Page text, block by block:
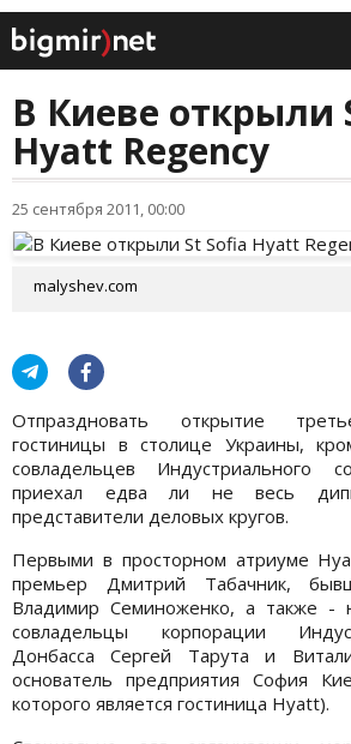
В Киеве открыли
Hyatt Regency
25 сентября 2011, 00:00
malyshev.com
Отпраздновать открытие
гостиницы в столице Украины,
совладельцев Индустриального
приехал едва ли не весь
представители деловых кругов.
Первыми в просторном атриуме
премьер Дмитрий Табачник,
Владимир Семиноженко, а также -
совладельцы корпорации
Донбасса Сергей Тарута и
основатель предприятия София
которого является гостиница Hyatt).